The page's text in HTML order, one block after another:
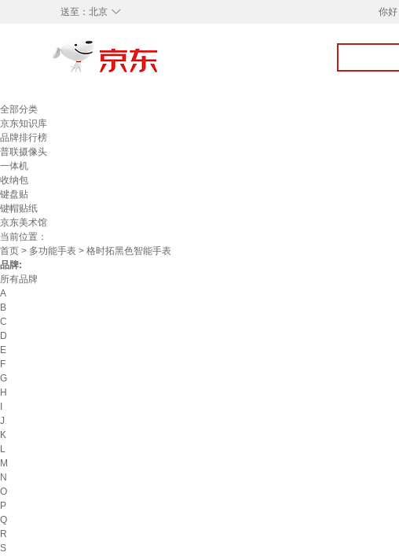
◇
送至： 北京 你好
全部分类
京东知识库
品牌排行榜
普联摄像头
一体机
收纳包
键盘贴
键帽贴纸
京东美术馆
当前位置：
首页 > 多功能手表 > 格时拓黑色智能手表
品牌:
所有品牌
A
B
C
D
E
F
G
H
J
K
L
M
N
O
P
Q
R
S